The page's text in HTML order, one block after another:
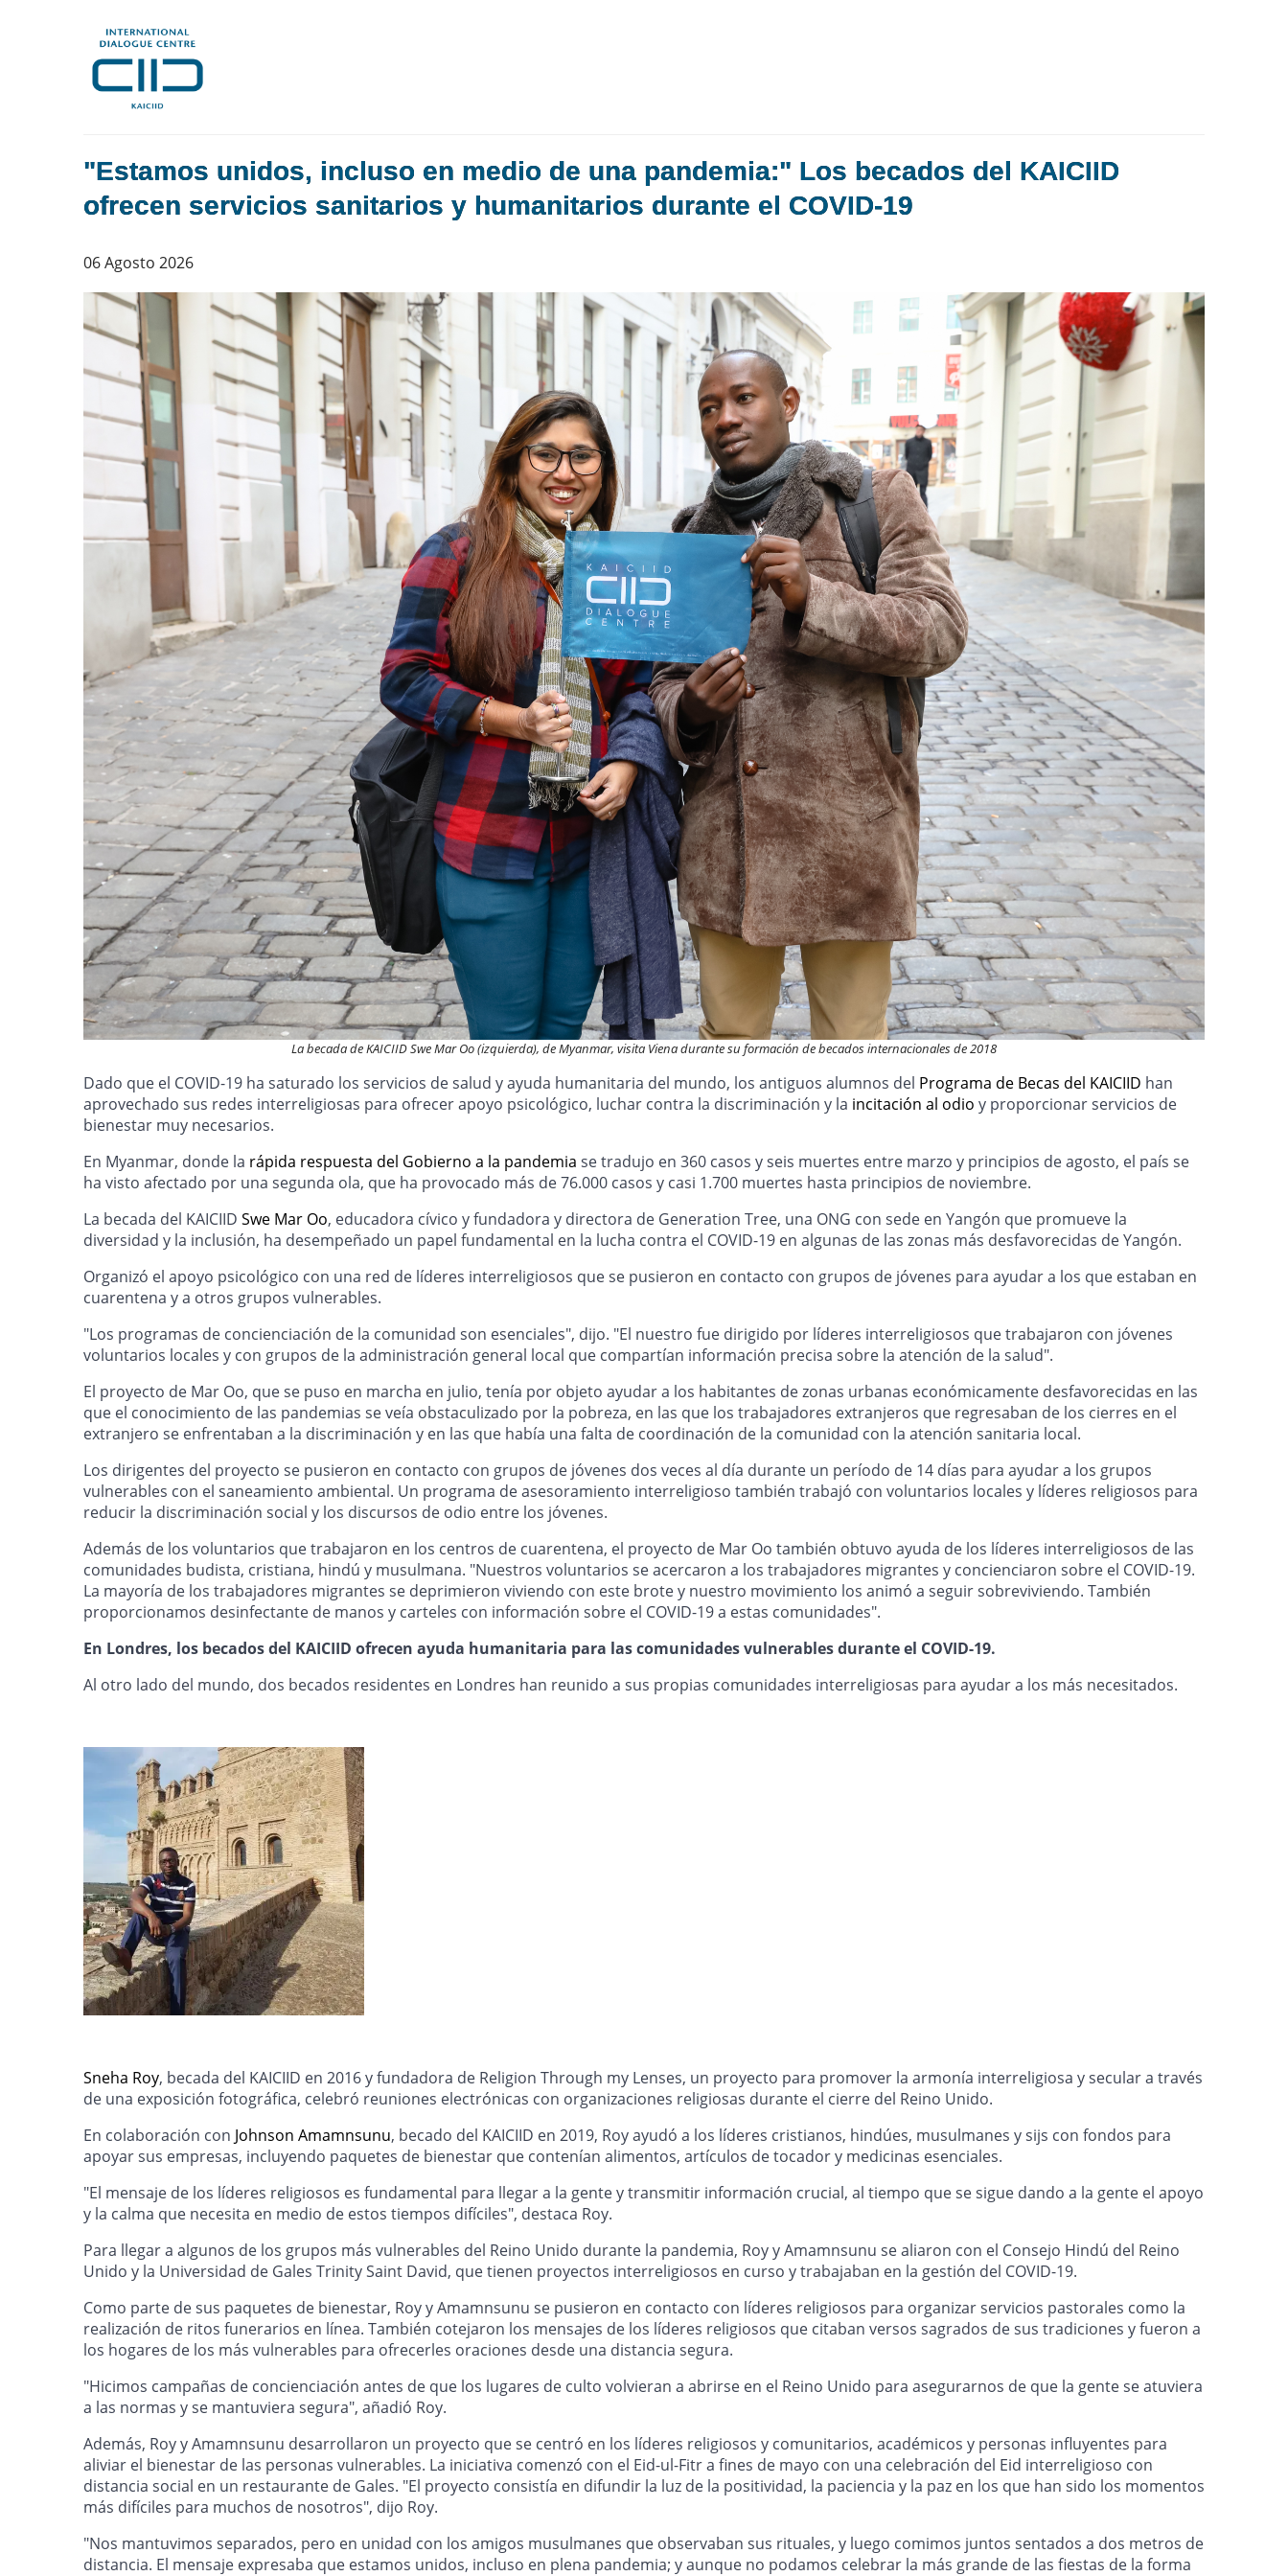
"Estamos unidos, incluso en medio de una pandemia:" Los becados del KAICIID
ofrecen servicios sanitarios y humanitarios durante el COVID-19
06 Agosto 2026
La becada de KAICIID Swe Mar Oo (izquierda), de Myanmar, visita Viena durante su formación de becados internacionales de 2018
Dado que el COVID-19 ha saturado los servicios de salud y ayuda humanitaria del mundo, los antiguos alumnos del Programa de Becas del KAICIID han
aprovechado sus redes interreligiosas para ofrecer apoyo psicológico, luchar contra la discriminación y la incitación al odio y proporcionar servicios de
bienestar muy necesarios.
En Myanmar, donde la rápida respuesta del Gobierno a la pandemia se tradujo en 360 casos y seis muertes entre marzo y principios de agosto, el país se
ha visto afectado por una segunda ola, que ha provocado más de 76.000 casos y casi 1.700 muertes hasta principios de noviembre.
La becada del KAICIID Swe Mar Oo, educadora cívico y fundadora y directora de Generation Tree, una ONG con sede en Yangón que promueve la
diversidad y la inclusión, ha desempeñado un papel fundamental en la lucha contra el COVID-19 en algunas de las zonas más desfavorecidas de Yangón.
Organizó el apoyo psicológico con una red de líderes interreligiosos que se pusieron en contacto con grupos de jóvenes para ayudar a los que estaban en
cuarentena y a otros grupos vulnerables.
"Los programas de concienciación de la comunidad son esenciales", dijo. "El nuestro fue dirigido por líderes interreligiosos que trabajaron con jóvenes
voluntarios locales y con grupos de la administración general local que compartían información precisa sobre la atención de la salud".
El proyecto de Mar Oo, que se puso en marcha en julio, tenía por objeto ayudar a los habitantes de zonas urbanas económicamente desfavorecidas en las
que el conocimiento de las pandemias se veía obstaculizado por la pobreza, en las que los trabajadores extranjeros que regresaban de los cierres en el
extranjero se enfrentaban a la discriminación y en las que había una falta de coordinación de la comunidad con la atención sanitaria local.
Los dirigentes del proyecto se pusieron en contacto con grupos de jóvenes dos veces al día durante un período de 14 días para ayudar a los grupos
vulnerables con el saneamiento ambiental. Un programa de asesoramiento interreligioso también trabajó con voluntarios locales y líderes religiosos para
reducir la discriminación social y los discursos de odio entre los jóvenes.
Además de los voluntarios que trabajaron en los centros de cuarentena, el proyecto de Mar Oo también obtuvo ayuda de los líderes interreligiosos de las
comunidades budista, cristiana, hindú y musulmana. "Nuestros voluntarios se acercaron a los trabajadores migrantes y concienciaron sobre el COVID-19.
La mayoría de los trabajadores migrantes se deprimieron viviendo con este brote y nuestro movimiento los animó a seguir sobreviviendo. También
proporcionamos desinfectante de manos y carteles con información sobre el COVID-19 a estas comunidades".
En Londres, los becados del KAICIID ofrecen ayuda humanitaria para las comunidades vulnerables durante el COVID-19.
Al otro lado del mundo, dos becados residentes en Londres han reunido a sus propias comunidades interreligiosas para ayudar a los más necesitados.
Sneha Roy, becada del KAICIID en 2016 y fundadora de Religion Through my Lenses, un proyecto para promover la armonía interreligiosa y secular a través
de una exposición fotográfica, celebró reuniones electrónicas con organizaciones religiosas durante el cierre del Reino Unido.
En colaboración con Johnson Amamnsunu, becado del KAICIID en 2019, Roy ayudó a los líderes cristianos, hindúes, musulmanes y sijs con fondos para
apoyar sus empresas, incluyendo paquetes de bienestar que contenían alimentos, artículos de tocador y medicinas esenciales.
"El mensaje de los líderes religiosos es fundamental para llegar a la gente y transmitir información crucial, al tiempo que se sigue dando a la gente el apoyo
y la calma que necesita en medio de estos tiempos difíciles", destaca Roy.
Para llegar a algunos de los grupos más vulnerables del Reino Unido durante la pandemia, Roy y Amamnsunu se aliaron con el Consejo Hindú del Reino
Unido y la Universidad de Gales Trinity Saint David, que tienen proyectos interreligiosos en curso y trabajaban en la gestión del COVID-19.
Como parte de sus paquetes de bienestar, Roy y Amamnsunu se pusieron en contacto con líderes religiosos para organizar servicios pastorales como la
realización de ritos funerarios en línea. También cotejaron los mensajes de los líderes religiosos que citaban versos sagrados de sus tradiciones y fueron a
los hogares de los más vulnerables para ofrecerles oraciones desde una distancia segura.
"Hicimos campañas de concienciación antes de que los lugares de culto volvieran a abrirse en el Reino Unido para asegurarnos de que la gente se atuviera
a las normas y se mantuviera segura", añadió Roy.
Además, Roy y Amamnsunu desarrollaron un proyecto que se centró en los líderes religiosos y comunitarios, académicos y personas influyentes para
aliviar el bienestar de las personas vulnerables. La iniciativa comenzó con el Eid-ul-Fitr a fines de mayo con una celebración del Eid interreligioso con
distancia social en un restaurante de Gales. "El proyecto consistía en difundir la luz de la positividad, la paciencia y la paz en los que han sido los momentos
más difíciles para muchos de nosotros", dijo Roy.
"Nos mantuvimos separados, pero en unidad con los amigos musulmanes que observaban sus rituales, y luego comimos juntos sentados a dos metros de
distancia. El mensaje expresaba que estamos unidos, incluso en plena pandemia; y aunque no podamos celebrar la más grande de las fiestas de la forma